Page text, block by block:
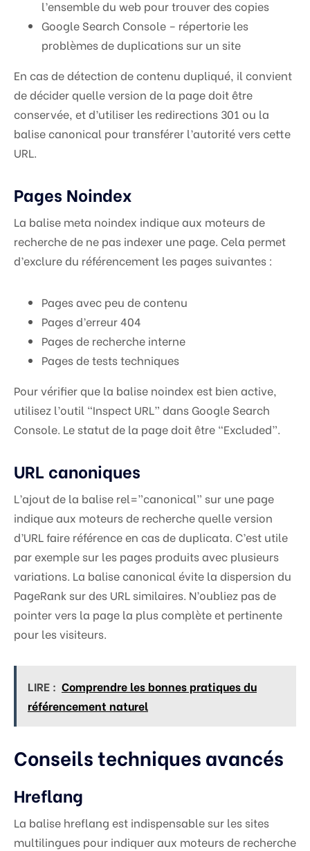
l’ensemble du web pour trouver des copies
Google Search Console – répertorie les
problèmes de duplications sur un site
En cas de détection de contenu dupliqué, il convient
de décider quelle version de la page doit être
conservée, et d’utiliser les redirections 301 ou la
balise canonical pour transférer l’autorité vers cette
URL.
Pages Noindex
La balise meta noindex indique aux moteurs de
recherche de ne pas indexer une page. Cela permet
d’exclure du référencement les pages suivantes :
Pages avec peu de contenu
Pages d’erreur 404
Pages de recherche interne
Pages de tests techniques
Pour vérifier que la balise noindex est bien active,
utilisez l’outil “Inspect URL” dans Google Search
Console. Le statut de la page doit être “Excluded”.
URL canoniques
L’ajout de la balise rel=”canonical” sur une page
indique aux moteurs de recherche quelle version
d’URL faire référence en cas de duplicata. C’est utile
par exemple sur les pages produits avec plusieurs
variations. La balise canonical évite la dispersion du
PageRank sur des URL similaires. N’oubliez pas de
pointer vers la page la plus complète et pertinente
pour les visiteurs.
LIRE : Comprendre les bonnes pratiques du
référencement naturel
Conseils techniques avancés
Hreflang
La balise hreflang est indispensable sur les sites
multilingues pour indiquer aux moteurs de recherche